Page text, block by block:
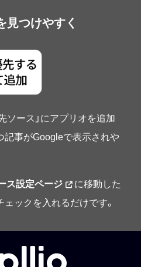
見つけやすく
ソース」にアプリオを追加
記事がGoogleで表示されや
ス設定ページ
に移動した
ェックを入れるだけです。